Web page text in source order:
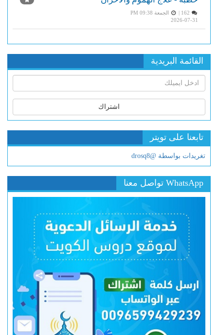
الجمعة PM 09:38
2026-07-31
القائمة البريدية
اشتراك
تابعنا على تويتر
تغريدات بواسطة @drosq8
WhatsApp تواصل معنا